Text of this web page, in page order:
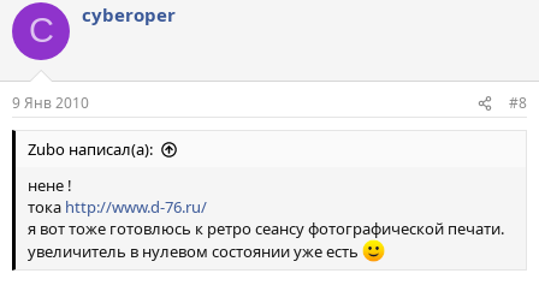
C cyberoper
9 Янв 2010 #8
Zubo написал(а):
нене !
тока http://www.d-76.ru/
я вот тоже готовлюсь к ретро сеансу фотографической печати.
увеличитель в нулевом состоянии уже есть